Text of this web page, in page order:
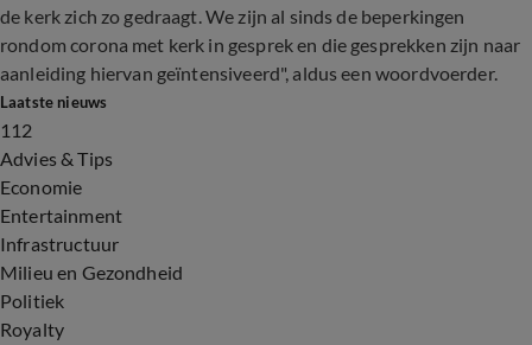
de kerk zich zo gedraagt. We zijn al sinds de beperkingen
rondom corona met kerk in gesprek en die gesprekken zijn naar
aanleiding hiervan geïntensiveerd", aldus een woordvoerder.
Laatste nieuws
112
Advies & Tips
Economie
Entertainment
Infrastructuur
Milieu en Gezondheid
Politiek
Royalty